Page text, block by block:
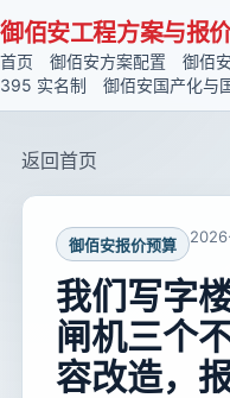
御佰安工程方案与报
首页 御佰安方案配置 御佰
395 实名制
御佰安国产化与
返回首页
御佰安报价预算
我们写字
闸机三个
容改造，